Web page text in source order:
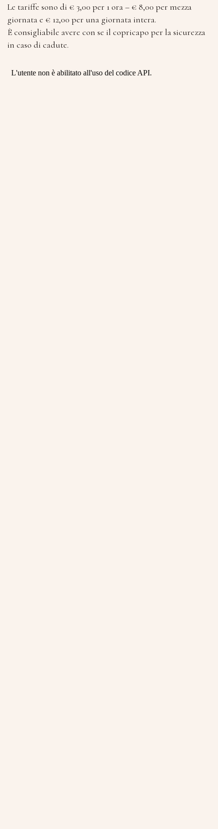
Le tariffe sono di € 3,00 per 1 ora – € 8,00 per mezza
giornata e € 12,00 per una giornata intera.
È consigliabile avere con se il copricapo per la sicurezza
in caso di cadute.